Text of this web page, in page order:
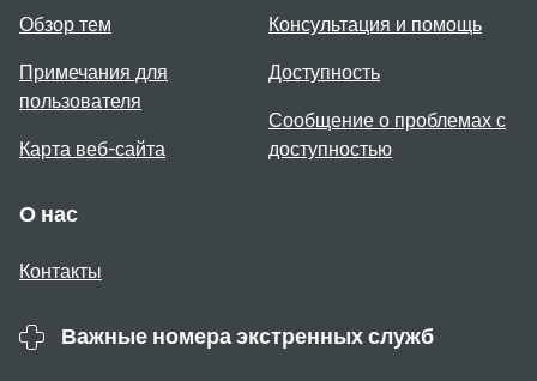
Обзор тем
Примечания для
пользователя
Карта веб-сайта
Консультация и помощь
Доступность
Сообщение о проблемах с
доступностью
О нас
Контакты
Важные номера экстренных служб